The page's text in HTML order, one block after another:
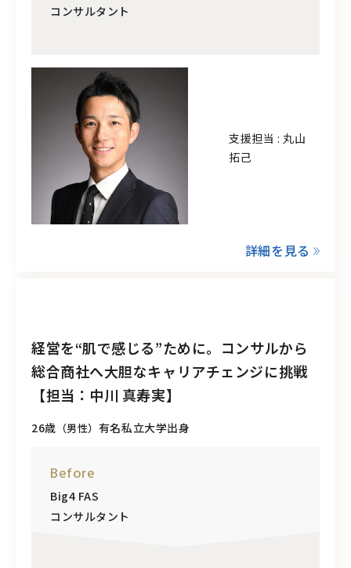
コンサルタント
支援担当 : 丸山
拓己
詳細を見る
26歳 （男性） 有名私立大学出身
経営を“肌で感じる”ために。コンサルから
総合商社へ大胆なキャリアチェンジに挑戦
【担当：中川 真寿実】
Before
Big4 FAS
コンサルタント